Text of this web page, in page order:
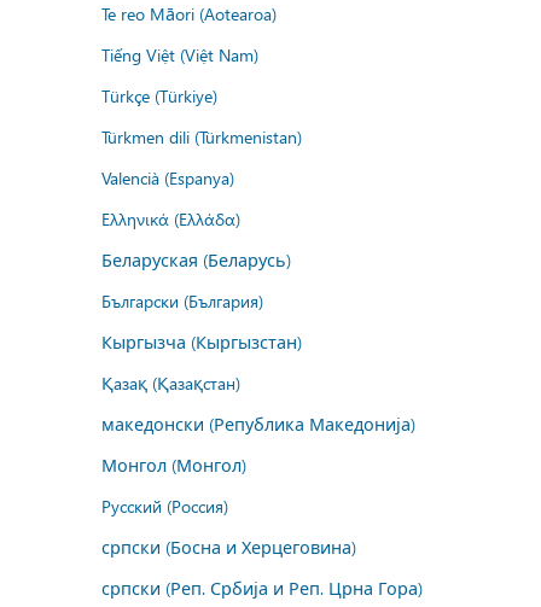
Te reo Māori (Aotearoa)
Tiếng Việt (Việt Nam)
Türkçe (Türkiye)
Türkmen dili (Türkmenistan)
Valencià (Espanya)
Ελληνικά (Ελλάδα)
Беларуская (Беларусь)
Български (България)
Кыргызча (Кыргызстан)
Қазақ (Қазақстан)
македонски (Република Македонија)
Монгол (Монгол)
Русский (Россия)
српски (Босна и Херцеговина)
српски (Реп. Србија и Реп. Црна Гора)